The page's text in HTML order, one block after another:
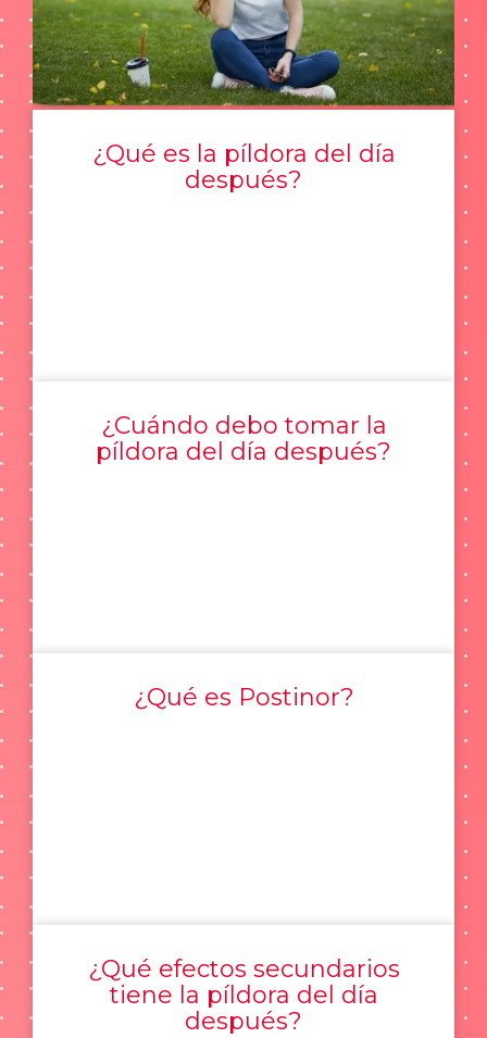
¿Qué es la píldora del día
después?
¿Cuándo debo tomar la
píldora del día después?
¿Qué es Postinor?
¿Qué efectos secundarios
tiene la píldora del día
después?